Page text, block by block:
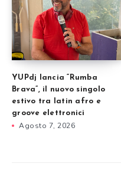
YUPdj lancia “Rumba
Brava”, il nuovo singolo
estivo tra latin afro e
groove elettronici
Agosto 7, 2026